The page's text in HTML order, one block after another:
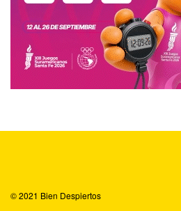
© 2021 Bien Despiertos